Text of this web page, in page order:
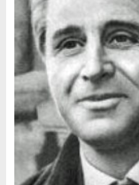
Abele, Inga
Abgarjan, Narine
Abish, Walter
Aboulela, Leila
Abrahams, Peter (f. 1919)
Abrahams, Peter (f. 1947)
Abrahamson, Emmy
Abse, Dannie
Abu-Jaber, Diana
Abulhawa, Susan
Aburas, Lone
Achebe, Chinua
Achmatova, Anna
Aciman, André
Ackebo, Lena
Acker, Kathy
Ackroyd, Peter
Adam de la Halle